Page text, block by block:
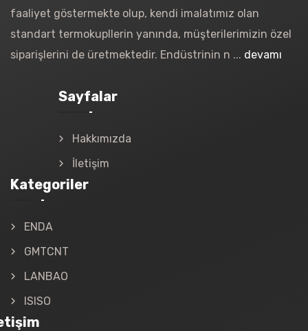
faaliyet göstermekte olup, kendi imalatımız olan
standart termokupllerin yanında, müşterilerimizin özel
siparişlerini de üretmektedir. Endüstrinin n ... devamı
Sayfalar
Hakkımızda
İletişim
Kategoriler
ENDA
GMTCNT
LANBAO
ISISO